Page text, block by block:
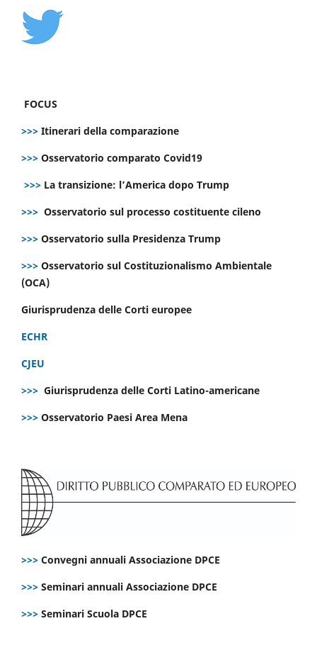
FOCUS
>>> Itinerari della comparazione
>>> Osservatorio comparato Covid19
>>> La transizione: l’America dopo Trump
>>> Osservatorio sul processo costituente cileno
>>> Osservatorio sulla Presidenza Trump
>>> Osservatorio sul Costituzionalismo Ambientale
(OCA)
Giurisprudenza delle Corti europee
ECHR
CJEU
>>> Giurisprudenza delle Corti Latino-americane
>>> Osservatorio Paesi Area Mena
>>> Convegni annuali Associazione DPCE
>>> Seminari annuali Associazione DPCE
>>> Seminari Scuola DPCE